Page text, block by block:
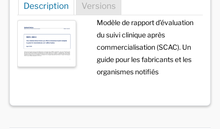
Description Versions
Modèle de rapport d’évaluation
du suivi clinique après
commercialisation (SCAC). Un
guide pour les fabricants et les
organismes notifiés